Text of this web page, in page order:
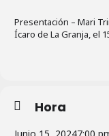
Presentación – Mari
Ícaro de La Granja, el
Hora